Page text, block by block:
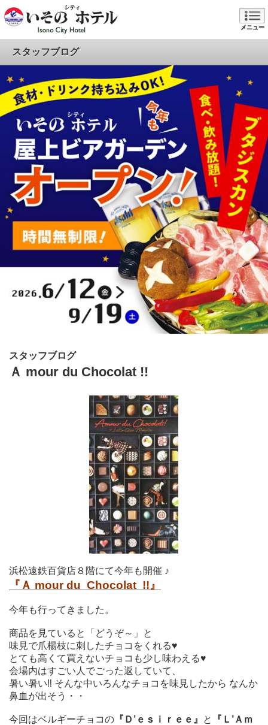
メニュー
スタッフブログ
スタッフブログ
Ａ mour du Chocolat !!
浜松遠鉄百貨店８階にて今年も開催 ♪
『Ａ mour du Chocolat !!』
今年も行ってきました。
商品を見ていると「どうぞ～」と
味見で爪楊枝に刺したチョコをくれる♥
とても高くて買えないチョコも少し味わえる♥
会場内はすごい人でごった返していて、
暑い暑い‼ そんな中いろんなチョコを味見したから なんか
鼻血が出そう・・
今回はベルギーチョコの 『Ｄ’ｅｓｉｒｅｅ』 と
『Ｌ’Ａｍ